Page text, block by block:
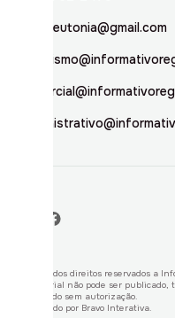
inforteutonia@gmail.com
© 2026. Todos direitos reservados a
Este material não pode ser
redistribuído sem autorização.
Desenvolvido por Bravo Interativa.